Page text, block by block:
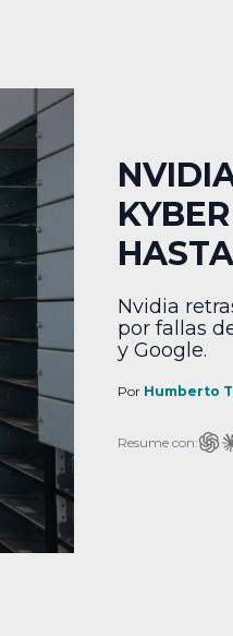
Nvidia
por fallas
y Google.
Por Humberto
Resume con: